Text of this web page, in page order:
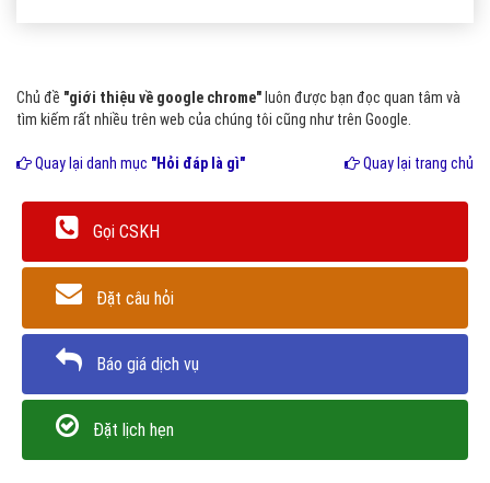
Chủ đề "giới thiệu về google chrome" luôn được bạn đọc quan tâm và
tìm kiếm rất nhiều trên web của chúng tôi cũng như trên Google.
Quay lại danh mục "Hỏi đáp là gì" Quay lại trang chủ
Gọi CSKH
Đặt câu hỏi
Báo giá dịch vụ
Đặt lịch hẹn